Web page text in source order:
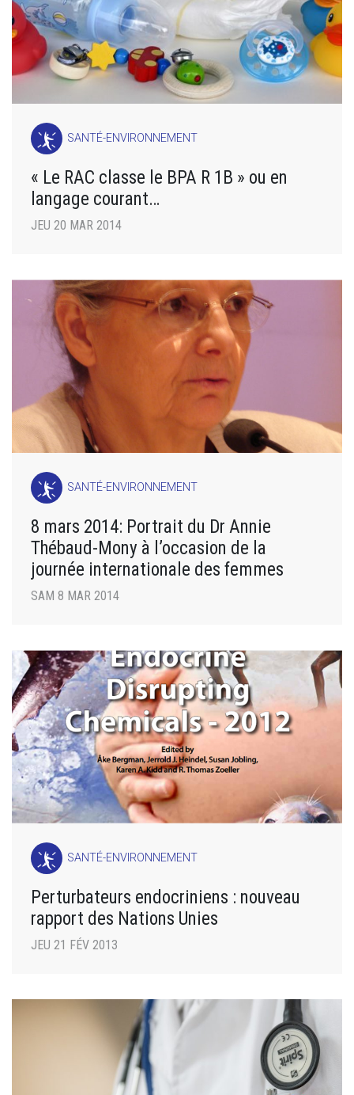
SANTÉ-ENVIRONNEMENT
« Le RAC classe le BPA R 1B » ou en
langage courant…
JEU 20 MAR 2014
SANTÉ-ENVIRONNEMENT
8 mars 2014: Portrait du Dr Annie
Thébaud-Mony à l’occasion de la
journée internationale des femmes
SAM 8 MAR 2014
SANTÉ-ENVIRONNEMENT
Perturbateurs endocriniens : nouveau
rapport des Nations Unies
JEU 21 FÉV 2013